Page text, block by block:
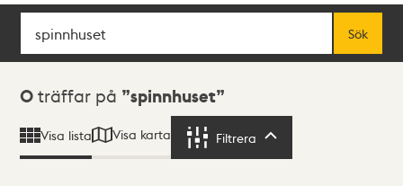
Sök
Sök
Sökresultat
0 träffar på spinnhuset
Visa lista Visa karta Filtrera